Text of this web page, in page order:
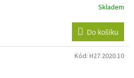
Skladem
Do košíku
Kód: H27.2020.10